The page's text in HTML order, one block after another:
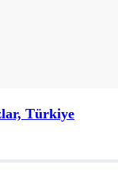
Türkiye